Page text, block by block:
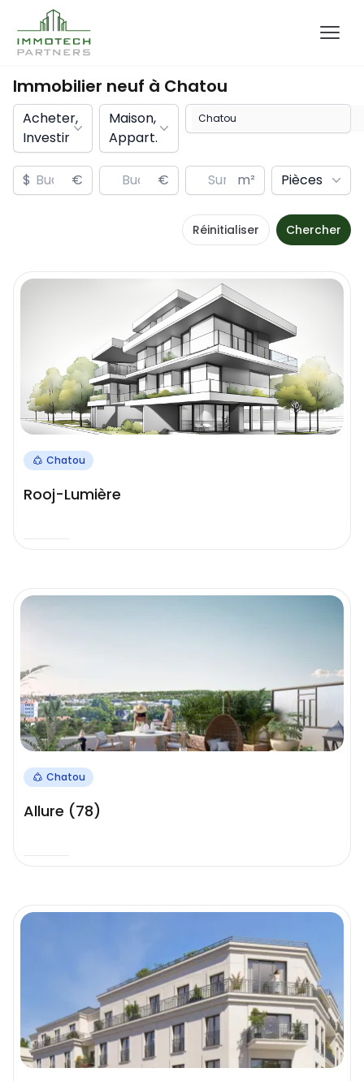
Immobilier neuf à Chatou
Acheter,
Investir
Maison,
Appart.
$ € € m² Pièces
Réinitialiser Chercher
Chatou
Rooj-Lumière
Chatou
Allure (78)